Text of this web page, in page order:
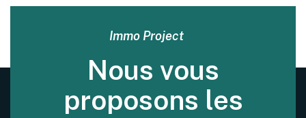
Immo Project
Nous vous
proposons les